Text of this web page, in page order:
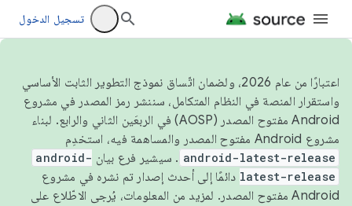
تسجيل الدخول
اعتبارًا من عام 2026، ولضمان اتّساق نموذج التطوير الثابت الأساسي
واستقرار المنصة في النظام المتكامل، سننشر رمز المصدر في مشروع
Android مفتوح المصدر (AOSP) في الربعَين الثاني والرابع. لبناء
مشروع Android مفتوح المصدر والمساهمة فيه، استخدِم
android-latest-release . سيشير فرع بيان android-
latest-release دائمًا إلى أحدث إصدار تم نشره في مشروع
Android مفتوح المصدر. لمزيد من المعلومات، يُرجى الاطّلاع على